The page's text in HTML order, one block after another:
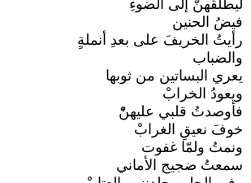
ليطلقَهنَّ إلى الضوءِ
فيضُ الحنين
رأيتُ الخريفَ على بعدِ أنملةٍ
والضباب
يعري البساتين من ثوبها
ويعودُ الخرابْ
فأوصدتُ قلبي عليهنّْ
خوفَ نعيقِ الغرابْ
ونمتُ ولمّا غفوت
سمعتُ ضجيج الأماني